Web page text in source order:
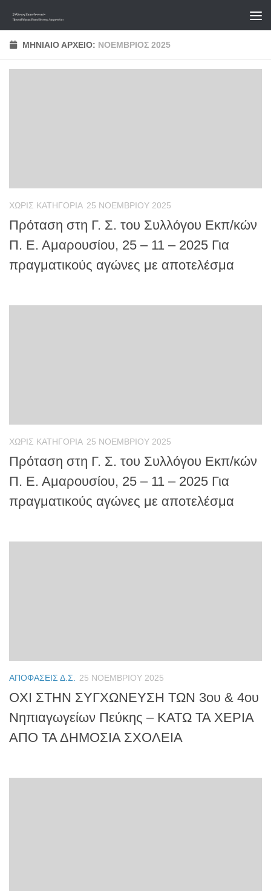
Skip to content
ΜΗΝΙΑΊΟ ΑΡΧΕΊΟ: ΝΟΈΜΒΡΙΟΣ 2025
ΧΩΡΊΣ ΚΑΤΗΓΟΡΊΑ 25 ΝΟΕΜΒΡΊΟΥ 2025
Πρόταση στη Γ. Σ. του Συλλόγου Εκπ/κών
Π. Ε. Αμαρουσίου, 25 – 11 – 2025 Για
πραγματικούς αγώνες με αποτελέσμα
ΧΩΡΊΣ ΚΑΤΗΓΟΡΊΑ 25 ΝΟΕΜΒΡΊΟΥ 2025
Πρόταση στη Γ. Σ. του Συλλόγου Εκπ/κών
Π. Ε. Αμαρουσίου, 25 – 11 – 2025 Για
πραγματικούς αγώνες με αποτελέσμα
ΑΠΟΦΆΣΕΙΣ Δ.Σ. 25 ΝΟΕΜΒΡΊΟΥ 2025
ΟΧΙ ΣΤΗΝ ΣΥΓΧΩΝΕΥΣΗ ΤΩΝ 3ου & 4ου
Νηπιαγωγείων Πεύκης – ΚΑΤΩ ΤΑ ΧΕΡΙΑ
ΑΠΟ ΤΑ ΔΗΜΟΣΙΑ ΣΧΟΛΕΙΑ